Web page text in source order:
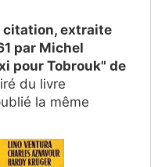
citation, extraite
par Michel
pour Tobrouk" de
du livre
la même